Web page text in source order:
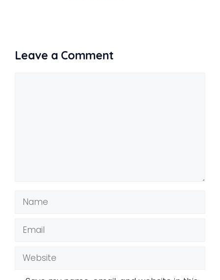
Leave a Comment
Name
Email
Website